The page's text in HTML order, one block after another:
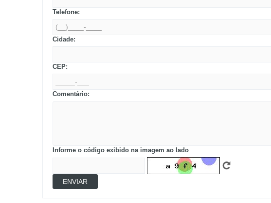
Telefone:
Cidade:
CEP:
Comentário:
Informe o código exibido na imagem ao lado
ENVIAR